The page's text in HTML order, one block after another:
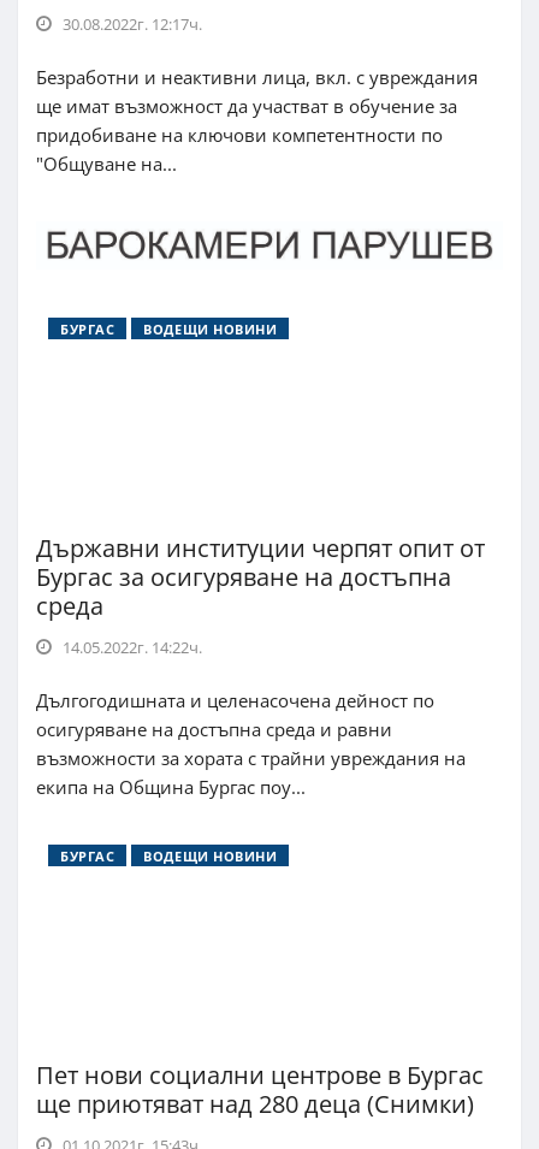
30.08.2022г. 12:17ч.
Безработни и неактивни лица, вкл. с увреждания
ще имат възможност да участват в обучение за
придобиване на ключови компетентности по
"Общуване на...
БУРГАС ВОДЕЩИ НОВИНИ
Държавни институции черпят опит от
Бургас за осигуряване на достъпна
среда
14.05.2022г. 14:22ч.
Дългогодишната и целенасочена дейност по
осигуряване на достъпна среда и равни
възможности за хората с трайни увреждания на
екипа на Община Бургас поу...
БУРГАС ВОДЕЩИ НОВИНИ
Пет нови социални центрове в Бургас
ще приютяват над 280 деца (Снимки)